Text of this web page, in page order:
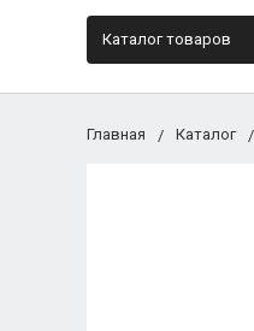
Каталог товаров
Главная Каталог